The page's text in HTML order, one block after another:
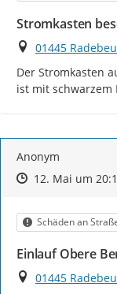
Stromkasten
Ort
01445
Der Stromkasten
ist mit schwarzem
Anonym
Zeitpunkt des
Zeitpunkt des
12. Mai um
Kategorie
Schäden an
Einlauf Obere
Ort
01445